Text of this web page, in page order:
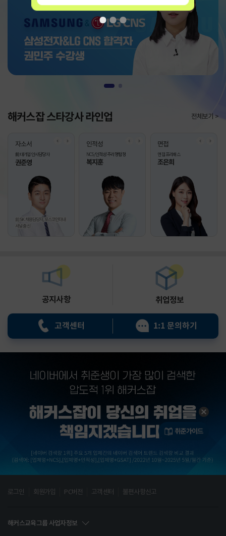
1
해커스잡 스타강사 라인업 전체보기 >
Previous
자소서
前 대기업 인사담당자
권준영
前 SK 채용담당자, 포스코인터내
셔널 출신
Next Previous
인적성
NCS/인적성 추리 명탐정
복지훈
Next 면접
면접 프리패스
조은희
Next
공지사항 취업정보
고객센터 1:1 문의하기
로그인 회원가입 PC버전 고객센터 불편사항신고
해커스교육그룹 사업자정보